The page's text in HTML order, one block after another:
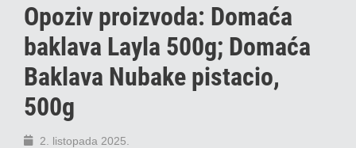
Opoziv proizvoda: Domaća
baklava Layla 500g; Domaća
Baklava Nubake pistacio,
500g
2. listopada 2025.